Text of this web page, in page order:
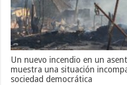
Un nuevo incendio en un
muestra una situación
sociedad democrática